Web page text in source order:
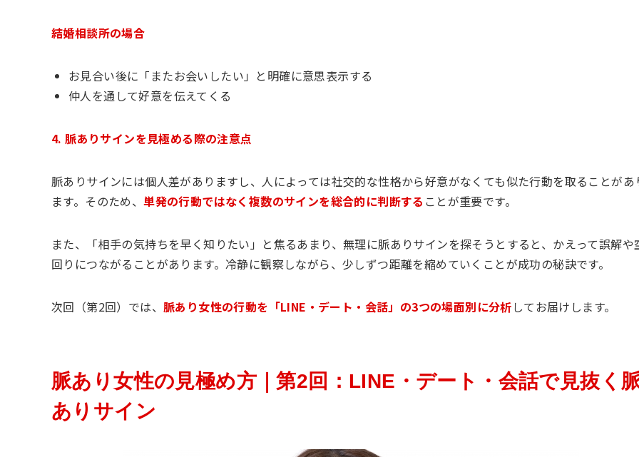
結婚相談所の場合
お見合い後に「またお会いしたい」と明確に意思表示する
仲人を通して好意を伝えてくる
4. 脈ありサインを見極める際の注意点
脈ありサインには個人差がありますし、人によっては社交的な性格から好意がなくても似た行動を取ることがあ
ます。そのため、単発の行動ではなく複数のサインを総合的に判断する ことが重要です。
また、「相手の気持ちを早く知りたい」と焦るあまり、無理に脈ありサインを探そうとすると、かえって誤解や
回りにつながることがあります。冷静に観察しながら、少しずつ距離を縮めていくことが成功の秘訣です。
次回（第2回）では、 脈あり女性の行動を「LINE・デート・会話」の3つの場面別に分析してお届けします。
脈あり女性の見極め方｜第2回：LINE・デート・会話で見抜く
ありサイン